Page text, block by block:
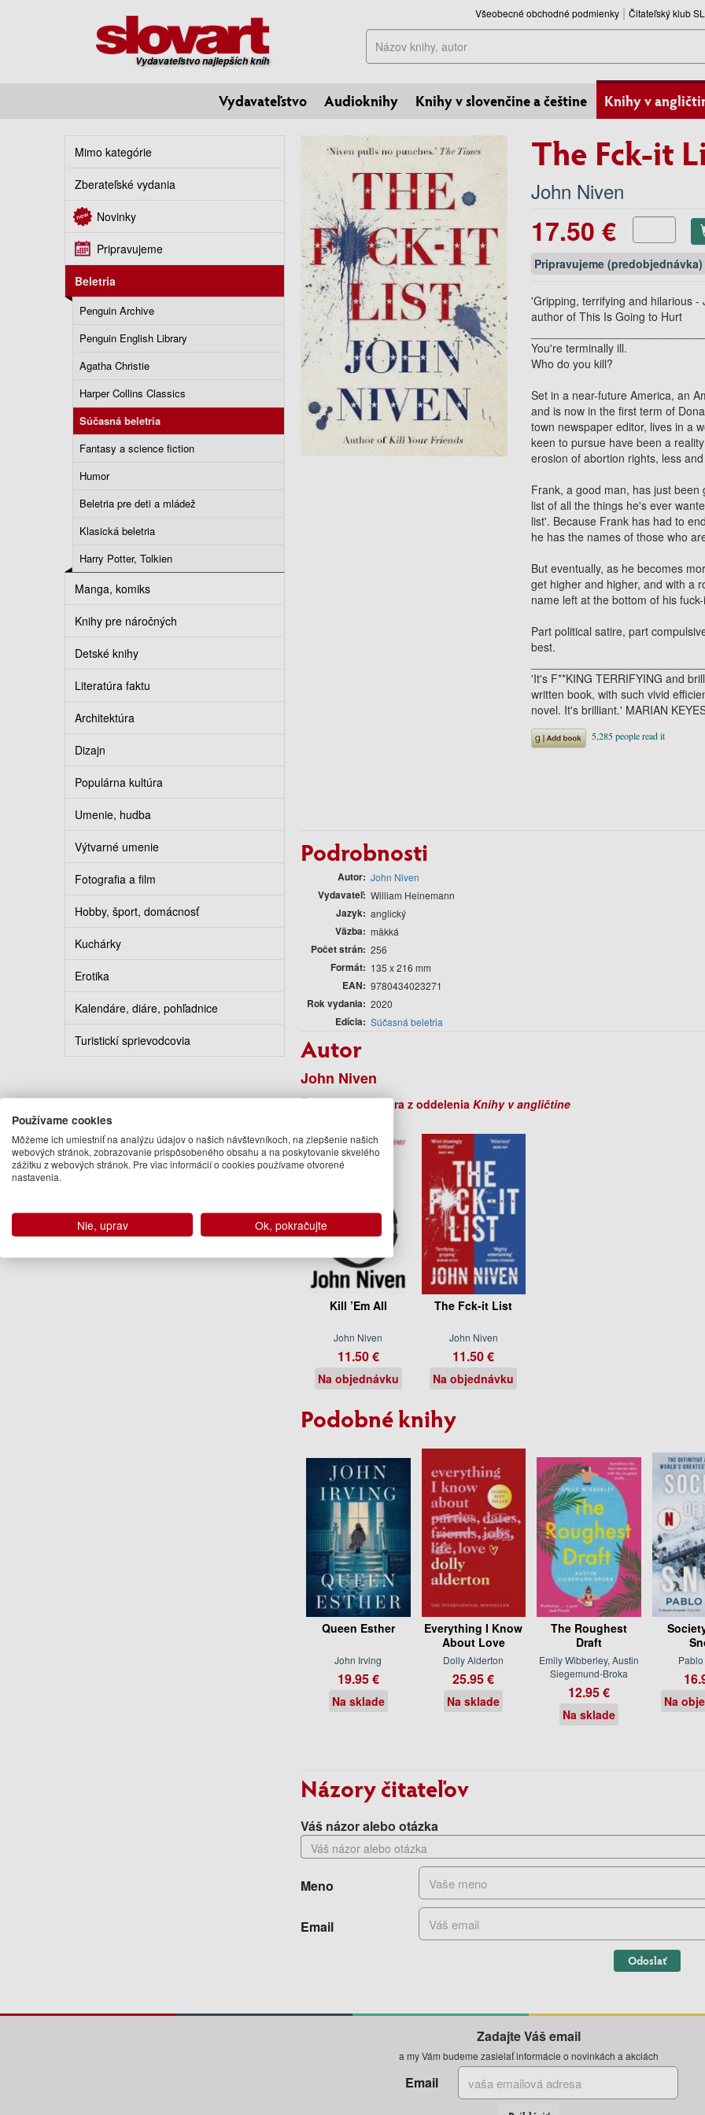
Vydavateľstvo najlepších kníh
Všeobecné obchodné podmienky Čitateľský klub
Hľadať
Vydavateľstvo Audioknihy Knihy v slovenčine a češtine Knihy v
Mimo kategórie
Zberateľské vydania
Novinky
Pripravujeme
Beletria
Penguin Archive
Penguin English Library
Agatha Christie
Harper Collins Classics
Súčasná beletria
Fantasy a science fiction
Humor
Beletria pre deti a mládež
Klasická beletria
Harry Potter, Tolkien
Manga, komiks
Knihy pre náročných
Detské knihy
Literatúra faktu
Architektúra
Dizajn
Populárna kultúra
Umenie, hudba
Výtvarné umenie
Fotografia a film
Hobby, šport, domácnosť
Kuchárky
Erotika
Kalendáre, diáre, pohľadnice
Turistickí sprievodcovia
The Fck-it
John Niven
17.50 €
Pripravujeme (predobjednávka)
'Gripping, terrifying and hilarious -
author of This Is Going to Hurt
You're terminally ill.
Who do you kill?
Set in a near-future America, an
and is now in the first term of
town newspaper editor, lives in a
keen to pursue have been a
erosion of abortion rights, less
Frank, a good man, has just
list of all the things he's ever
list'. Because Frank has had to
he has the names of those who
But eventually, as he becomes
get higher and higher, and with a
name left at the bottom of his
Part political satire, part
best.
'It's F**KING TERRIFYING and
written book, with such vivid
novel. It's brilliant.' MARIAN
Podrobnosti
Autor John Niven
Vydavateľ William Heinemann
Jazyk anglický
Väzba mäkká
Počet strán 256
Formát 135 x 216 mm
EAN 9780434023271
Rok vydania 2020
Edícia Súčasná beletria
Autor
John Niven
Ďalšie knihy autora z oddelenia Knihy v angličtine
Kill ’Em All
John Niven
11.50 €
Na objednávku
The Fck-it List
John Niven
11.50 €
Na objednávku
Podobné knihy
Queen Esther
John Irving
19.95 €
Na sklade
Everything I Know
About Love
Dolly Alderton
25.95 €
Na sklade
The Roughest
Draft
Emily Wibberley, Austin
Siegemund-Broka
12.95 €
Na sklade
Na
Názory čitateľov
Váš názor alebo otázka
Meno
Email
Odoslať
Zadajte Váš email
a my Vám budeme zasielať informácie o novinkách a akciách
Email
Používame cookies
Môžeme ich umiestniť na analýzu údajov o našich návštevníkoch, na zlepšenie našich
webových stránok, zobrazovanie prispôsobeného obsahu a na poskytovanie skvelého
zážitku z webových stránok. Pre viac informácií o cookies používame otvorené
nastavenia.
Nie, uprav Ok, pokračujte